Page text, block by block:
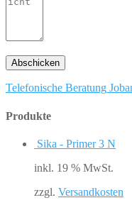
Telefonische Beratung
Produkte
Sika - Primer 3 N
inkl. 19 % MwSt.
zzgl. Versandkosten